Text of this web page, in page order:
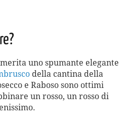
uno spumante elegante
della cantina della
e Raboso sono ottimi
un rosso, un rosso di